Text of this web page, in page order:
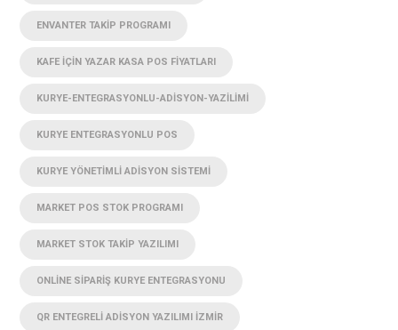
ENVANTER TAKIP PROGRAMI
KAFE IÇIN YAZAR KASA POS FIYATLARI
KURYE-ENTEGRASYONLU-ADISYON-YAZILIMI
KURYE ENTEGRASYONLU POS
KURYE YÖNETIMLI ADISYON SISTEMI
MARKET POS STOK PROGRAMI
MARKET STOK TAKIP YAZILIMI
ONLINE SIPARIŞ KURYE ENTEGRASYONU
QR ENTEGRELI ADISYON YAZILIMI İZMIR